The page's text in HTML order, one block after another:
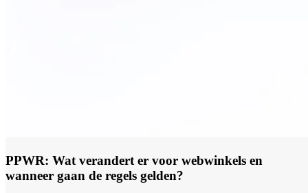
PPWR: Wat verandert er voor webwinkels en
wanneer gaan de regels gelden?